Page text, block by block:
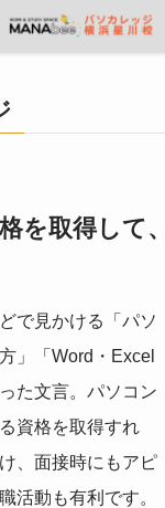
を取得して
で見かける「パソ
」「Word・Excel
た文言。パソコン
資格を取得すれ
、面接時にもアピ
活動も有利です。